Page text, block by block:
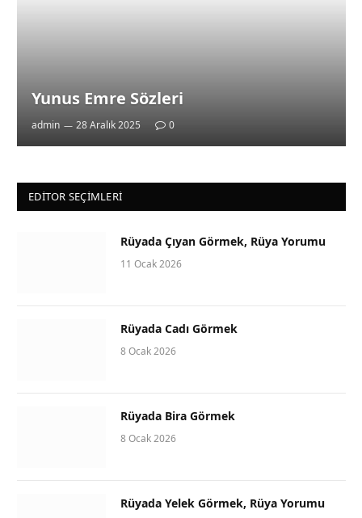
Yunus Emre Sözleri
admin 28 Aralık 2025 0
EDITOR SEÇIMLERI
Rüyada Çıyan Görmek, Rüya Yorumu
11 Ocak 2026
Rüyada Cadı Görmek
8 Ocak 2026
Rüyada Bira Görmek
8 Ocak 2026
Rüyada Yelek Görmek, Rüya Yorumu